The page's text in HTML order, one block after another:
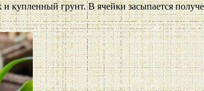
купленный грунт. В ячейки засыпается